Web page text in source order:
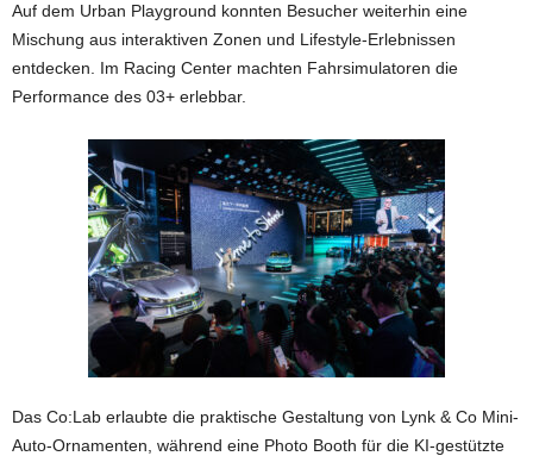
Auf dem Urban Playground konnten Besucher weiterhin eine
Mischung aus interaktiven Zonen und Lifestyle-Erlebnissen
entdecken. Im Racing Center machten Fahrsimulatoren die
Performance des 03+ erlebbar.
Das Co:Lab erlaubte die praktische Gestaltung von Lynk & Co Mini-
Auto-Ornamenten, während eine Photo Booth für die KI-gestützte